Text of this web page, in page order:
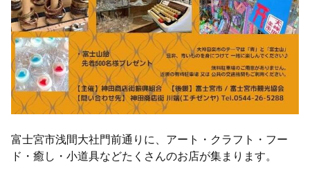
富士宮市浅間大社門前通りに、アート・クラフト・フー
ド・癒し・小道具などたくさんのお店が集まります。